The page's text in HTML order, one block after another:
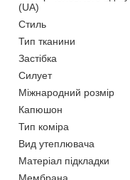
(UA)
Стиль
Тип тканини
Застібка
Силует
Міжнародний розмір
Капюшон
Тип коміра
Вид утеплювача
Матеріал підкладки
Мембрана